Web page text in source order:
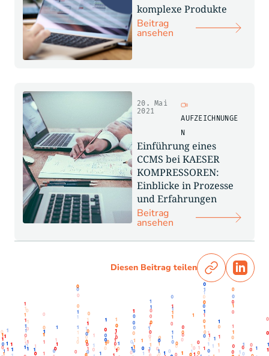
komplexe Produkte
Beitrag
ansehen
AUFZEICHNUNGE
N
20. Mai
2021
Einführung eines
CCMS bei KAESER
KOMPRESSOREN:
Einblicke in Prozesse
und Erfahrungen
Beitrag
ansehen
Diesen Beitrag teilen